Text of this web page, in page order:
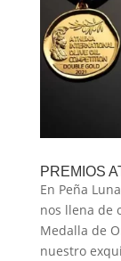
PREMIOS
En Peña
nos llena de
Medalla de
nuestro